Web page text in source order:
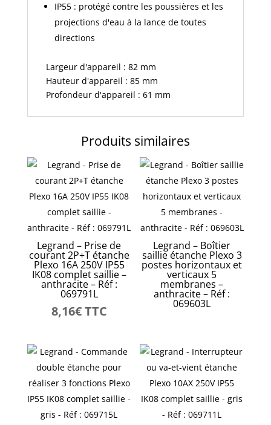
IP55 : protégé contre les poussières et les
projections d'eau à la lance de toutes
directions
Largeur d'appareil : 82 mm
Hauteur d'appareil : 85 mm
Profondeur d'appareil : 61 mm
Produits similaires
Legrand – Prise de
courant 2P+T étanche
Plexo 16A 250V IP55
IK08 complet saillie –
anthracite – Réf :
069791L
8,16€TTC
Legrand – Boîtier
saillie étanche Plexo 3
postes horizontaux et
verticaux 5
membranes –
anthracite – Réf :
069603L